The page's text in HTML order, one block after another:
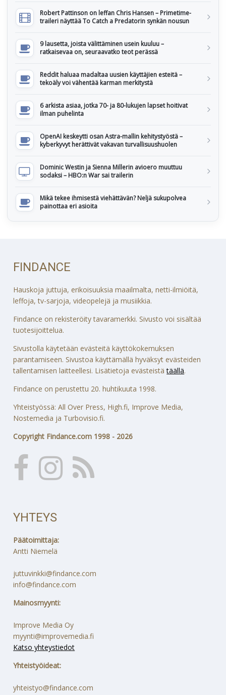
Robert Pattinson on leffan Chris Hansen – Primetime-
traileri näyttää To Catch a Predatorin synkän nousun
9 lausetta, joista välittäminen usein kuuluu –
ratkaisevaa on, seuraavatko teot perässä
Reddit haluaa madaltaa uusien käyttäjien esteitä –
tekoäly voi vähentää karman merkitystä
6 arkista asiaa, jotka 70- ja 80-lukujen lapset hoitivat
ilman puhelinta
OpenAI keskeytti osan Astra-mallin kehitystyöstä –
kyberkyvyt herättivät vakavan turvallisuushuolen
Dominic Westin ja Sienna Millerin avioero muuttuu
sodaksi – HBO:n War sai trailerin
Mikä tekee ihmisestä viehättävän? Neljä sukupolvea
painottaa eri asioita
FINDANCE
Hauskoja juttuja, erikoisuuksia maailmalta, netti-ilmiöitä,
leffoja, tv-sarjoja, videopelejä ja musiikkia.
Findance on rekisteröity tavaramerkki. Sivusto voi sisältää
tuotesijoittelua.
Sivustolla käytetään evästeitä käyttökokemuksen
parantamiseen. Sivustoa käyttämällä hyväksyt evästeiden
tallentamisen laitteellesi. Lisätietoja evästeistätäällä.
Findance on perustettu 20. huhtikuuta 1998.
Yhteistyössä: All Over Press, High.fi, Improve Media,
Nostemedia ja Turbovisio.fi.
Copyright Findance.com 1998 - 2026
YHTEYS
Päätoimittaja:
Antti Niemelä
juttuvinkki@findance.com
info@findance.com
Mainosmyynti:
Improve Media Oy
myynti@improvemedia.fi
Katso yhteystiedot
Yhteistyöideat:
yhteistyo@findance.com